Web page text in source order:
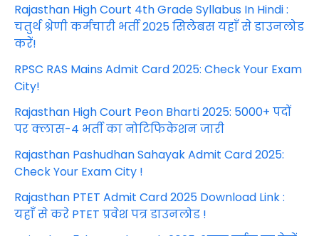
Rajasthan High Court 4th Grade Syllabus In Hindi :
चतुर्थ श्रेणी कर्मचारी भर्ती 2025 सिलेबस यहाँ से डाउनलोड
करें!
RPSC RAS Mains Admit Card 2025: Check Your Exam
City!
Rajasthan High Court Peon Bharti 2025: 5000+ पदों
पर क्लास-4 भर्ती का नोटिफिकेशन जारी
Rajasthan Pashudhan Sahayak Admit Card 2025:
Check Your Exam City !
Rajasthan PTET Admit Card 2025 Download Link :
यहाँ से करे PTET प्रवेश पत्र डाउनलोड !